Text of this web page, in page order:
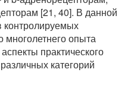
[21, 40]. В данной
контролируемых
многолетнего опыта
практического
категорий